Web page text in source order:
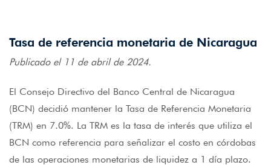
Tasa de referencia monetaria de Nicaragua
Publicado el 11 de abril de 2024.
El Consejo Directivo del Banco Central de Nicaragua
(BCN) decidió mantener la Tasa de Referencia Monetaria
(TRM) en 7.0%. La TRM es la tasa de interés que utiliza el
BCN como referencia para señalizar el costo en córdobas
de las operaciones monetarias de liquidez a 1 día plazo.